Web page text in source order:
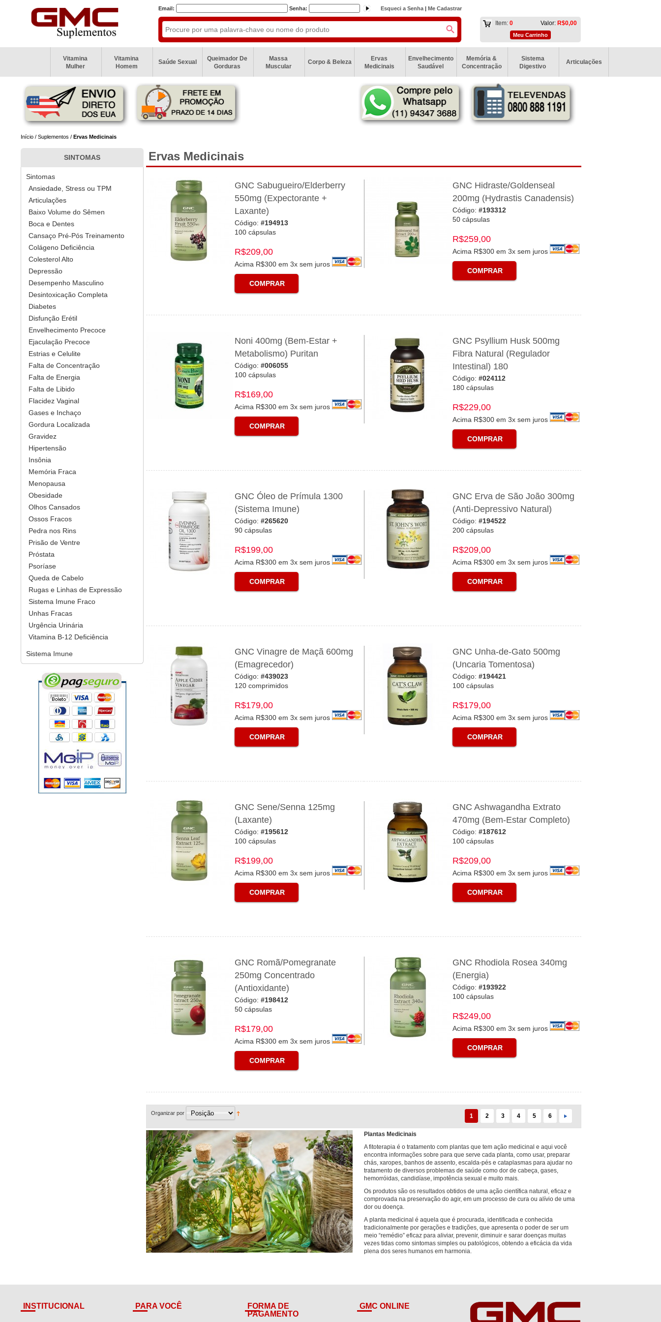
Email: Senha: Esqueci a Senha | Me Cadastrar
Item: 0 Valor: R$0,00
Meu Carrinho
Vitamina
Mulher
Vitamina
Homem
Saúde Sexual
Queimador De
Gorduras
Massa
Muscular
Corpo & Beleza
Ervas
Medicinais
Envelhecimento
Saudável
Memória &
Concentração
Sistema
Digestivo
Articulações
a partir do segundo item.
Início / Suplementos / Ervas Medicinais
SINTOMAS
Sintomas
Ansiedade, Stress ou TPM
Articulações
Baixo Volume do Sêmen
Boca e Dentes
Cansaço Pré-Pós Treinamento
Colágeno Deficiência
Colesterol Alto
Depressão
Desempenho Masculino
Desintoxicação Completa
Diabetes
Disfunção Erétil
Envelhecimento Precoce
Ejaculação Precoce
Estrias e Celulite
Falta de Concentração
Falta de Energia
Falta de Libido
Flacidez Vaginal
Gases e Inchaço
Gordura Localizada
Gravidez
Hipertensão
Insônia
Memória Fraca
Menopausa
Obesidade
Olhos Cansados
Ossos Fracos
Pedra nos Rins
Prisão de Ventre
Próstata
Psoríase
Queda de Cabelo
Rugas e Linhas de Expressão
Sistema Imune Fraco
Unhas Fracas
Urgência Urinária
Vitamina B-12 Deficiência
Sistema Imune
Ervas Medicinais
GNC Sabugueiro/Elderberry
550mg (Expectorante +
Laxante)
Código: #194913
100 cápsulas
R$209,00
Acima R$300 em 3x sem juros
COMPRAR
GNC Hidraste/Goldenseal
200mg (Hydrastis Canadensis)
Código: #193312
50 cápsulas
R$259,00
Acima R$300 em 3x sem juros
COMPRAR
Noni 400mg (Bem-Estar +
Metabolismo) Puritan
Código: #006055
100 cápsulas
R$169,00
Acima R$300 em 3x sem juros
COMPRAR
GNC Psyllium Husk 500mg
Fibra Natural (Regulador
Intestinal) 180
Código: #024112
180 cápsulas
R$229,00
Acima R$300 em 3x sem juros
COMPRAR
GNC Óleo de Prímula 1300
(Sistema Imune)
Código: #265620
90 cápsulas
R$199,00
Acima R$300 em 3x sem juros
COMPRAR
GNC Erva de São João 300mg
(Anti-Depressivo Natural)
Código: #194522
200 cápsulas
R$209,00
Acima R$300 em 3x sem juros
COMPRAR
GNC Vinagre de Maçã 600mg
(Emagrecedor)
Código: #439023
120 comprimidos
R$179,00
Acima R$300 em 3x sem juros
COMPRAR
GNC Unha-de-Gato 500mg
(Uncaria Tomentosa)
Código: #194421
100 cápsulas
R$179,00
Acima R$300 em 3x sem juros
COMPRAR
GNC Sene/Senna 125mg
(Laxante)
Código: #195612
100 cápsulas
R$199,00
Acima R$300 em 3x sem juros
COMPRAR
GNC Ashwagandha Extrato
470mg (Bem-Estar Completo)
Código: #187612
100 cápsulas
R$209,00
Acima R$300 em 3x sem juros
COMPRAR
GNC Romã/Pomegranate
250mg Concentrado
(Antioxidante)
Código: #198412
50 cápsulas
R$179,00
Acima R$300 em 3x sem juros
COMPRAR
GNC Rhodiola Rosea 340mg
(Energia)
Código: #193922
100 cápsulas
R$249,00
Acima R$300 em 3x sem juros
COMPRAR
1 2 3 4 5 6
Organizar por
Plantas Medicinais
A fitoterapia é o tratamento com plantas que tem ação medicinal e aqui você
encontra informações sobre para que serve cada planta, como usar, preparar
chás, xaropes, banhos de assento, escalda-pés e cataplasmas para ajudar no
tratamento de diversos problemas de saúde como dor de cabeça, gases,
hemorróidas, candidíase, impotência sexual e muito mais.
Os produtos são os resultados obtidos de uma ação científica natural, eficaz e
comprovada na preservação do agir, em um processo de cura ou alívio de uma
dor ou doença.
A planta medicinal é aquela que é procurada, identificada e conhecida
tradicionalmente por gerações e tradições, que apresenta o poder de ser um
meio “remédio” eficaz para aliviar, prevenir, diminuir e sarar doenças muitas
vezes tidas como sintomas simples ou patológicos, obtendo a eficácia da vida
plena dos seres humanos em harmonia.
INSTITUCIONAL PARA VOCÊ
FORMA DE
PAGAMENTO
GMC ONLINE